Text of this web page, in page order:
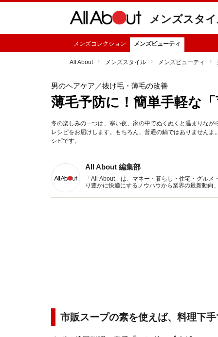
メンズスタ
メンズコレクション メンズビューティ
All About メンズスタイル メンズビューティ
男のヘアケア ／抜け毛・薄毛の改善
薄毛予防に！簡単手軽な
冬の楽しみの一つは、寒い夜、家の中でぬくぬくと温まりな
レシピをお届けします。もちろん、普通の鍋ではありません
シピです。
All About 編集部
「All About」は、マネー・暮らし・住宅・グル
り豊かに快適にするノウハウから業界の最新動
市販スープの素を使えば、料理下